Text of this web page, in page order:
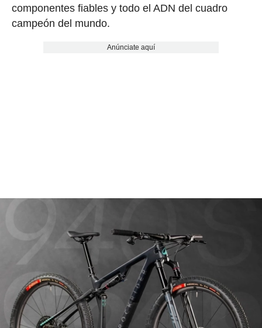
componentes fiables y todo el ADN del cuadro
campeón del mundo.
Anúnciate aquí